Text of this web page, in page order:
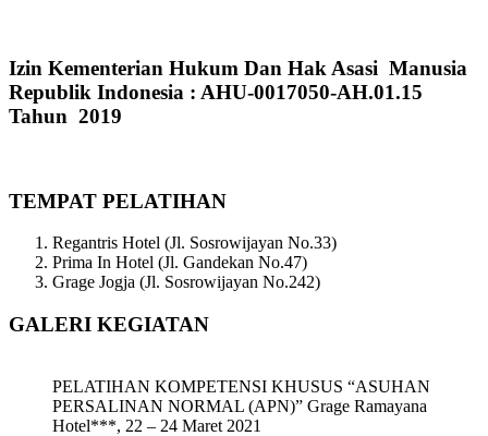
Izin Kementerian Hukum Dan Hak Asasi Manusia
Republik Indonesia : AHU-0017050-AH.01.15
Tahun 2019
TEMPAT PELATIHAN
Regantris Hotel (Jl. Sosrowijayan No.33)
Prima In Hotel (Jl. Gandekan No.47)
Grage Jogja (Jl. Sosrowijayan No.242)
GALERI KEGIATAN
PELATIHAN KOMPETENSI KHUSUS “ASUHAN
PERSALINAN NORMAL (APN)” Grage Ramayana
Hotel***, 22 – 24 Maret 2021